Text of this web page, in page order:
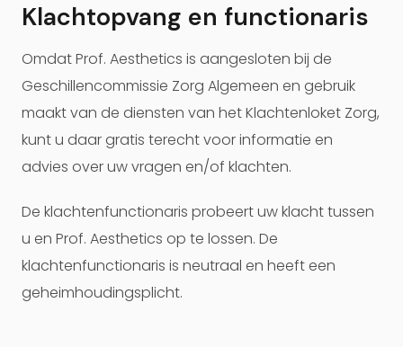
Klachtopvang en functionaris
Omdat Prof. Aesthetics is aangesloten bij de
Geschillencommissie Zorg Algemeen en gebruik
maakt van de diensten van het Klachtenloket Zorg,
kunt u daar gratis terecht voor informatie en
advies over uw vragen en/of klachten.
De klachtenfunctionaris probeert uw klacht tussen
u en Prof. Aesthetics op te lossen. De
klachtenfunctionaris is neutraal en heeft een
geheimhoudingsplicht.